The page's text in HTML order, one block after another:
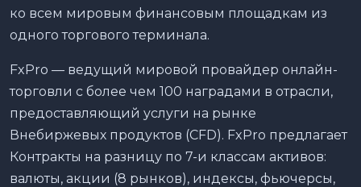
ко всем мировым финансовым площадкам из
одного торгового терминала.
FxPro — ведущий мировой провайдер онлайн-
торговли с более чем 100 наградами в отрасли,
предоставляющий услуги на рынке
Внебиржевых продуктов (CFD). FxPro предлагает
Контракты на разницу по 7-и классам активов:
валюты, акции (8 рынков), индексы, фьючерсы,